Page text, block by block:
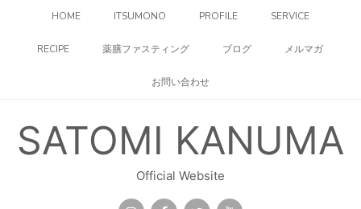
HOME ITSUMONO PROFILE SERVICE
RECIPE 薬膳ファスティング ブログ メルマガ
お問い合わせ
SATOMI KANUMA
Official Website